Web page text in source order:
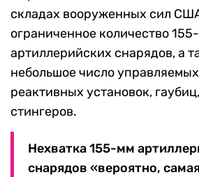
складах вооруженных сил
ограниченное количество
артиллерийских снарядов, а
небольшое число
реактивных установок,
стингеров.
Нехватка 155-мм
снарядов «вероятно,